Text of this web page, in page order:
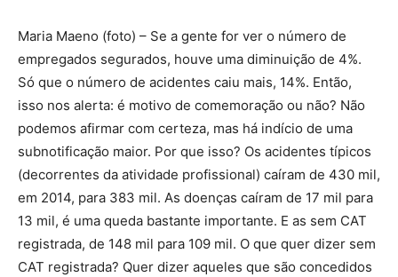
Maria Maeno (foto) – Se a gente for ver o número de
empregados segurados, houve uma diminuição de 4%.
Só que o número de acidentes caiu mais, 14%. Então,
isso nos alerta: é motivo de comemoração ou não? Não
podemos afirmar com certeza, mas há indício de uma
subnotificação maior. Por que isso? Os acidentes típicos
(decorrentes da atividade profissional) caíram de 430 mil,
em 2014, para 383 mil. As doenças caíram de 17 mil para
13 mil, é uma queda bastante importante. E as sem CAT
registrada, de 148 mil para 109 mil. O que quer dizer sem
CAT registrada? Quer dizer aqueles que são concedidos